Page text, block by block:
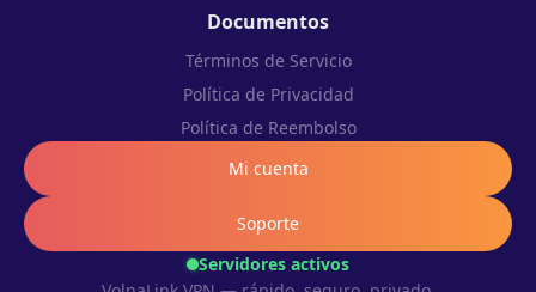
Servidores activos
Documentos
Términos de Servicio
Política de Privacidad
Política de Reembolso
Mi cuenta
Soporte